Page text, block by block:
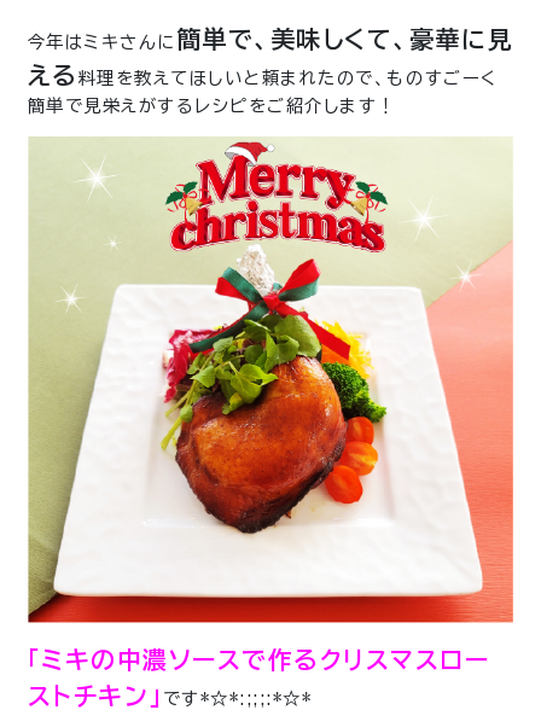
今年はミキさんに 簡単で、美味しくて、豪華に見
える 料理を教えてほしいと頼まれたので、ものすごーく
簡単で見栄えがするレシピをご紹介します！
「ミキの中濃ソースで作るクリスマスロー
ストチキン」 です*☆*:;;;:*☆*